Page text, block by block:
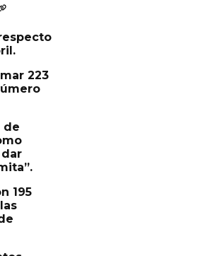
223
de
195